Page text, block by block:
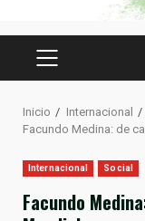
MENÚ
Inicio
Internacional
Facundo Medina: de
Internacional Social
Facundo